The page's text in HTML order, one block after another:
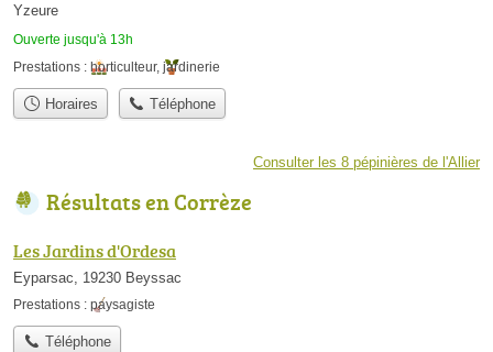
Yzeure
Ouverte jusqu'à 13h
Prestations : horticulteur, jardinerie
Horaires Téléphone
Consulter les 8 pépinières de l'Allier
Résultats en Corrèze
Les Jardins d'Ordesa
Eyparsac, 19230 Beyssac
Prestations : paysagiste
Téléphone